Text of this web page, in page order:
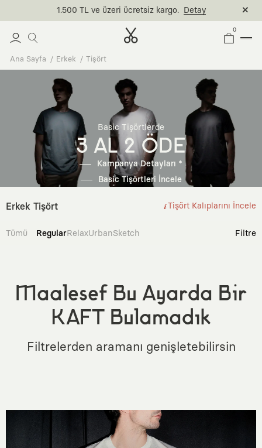
1.500 TL ve üzeri ücretsiz kargo. Detay
0
Ana Sayfa Erkek Tişört
Basic Tişörtlerde
3 AL 2 ÖDE
Kampanya Detayları *
Basic Tişörtleri İncele
Erkek Tişört Tişört Kalıplarını İncele
Tümü RegularRelaxUrbanSketch Filtre
Maalesef Bu Ayarda Bir
KAFT Bulamadık
Filtrelerden aramanı genişletebilirsin